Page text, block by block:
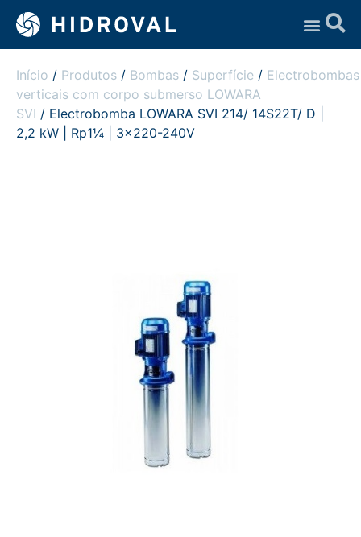
Início / Produtos / Bombas / Superfície / Electrobombas
verticais com corpo submerso LOWARA
SVI / Electrobomba LOWARA SVI 214/ 14S22T/ D |
2,2 kW | Rp1¼ | 3×220-240V